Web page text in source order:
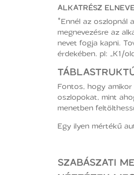
ALKATRÉSZ
*Ennél az oszlopnál
megnevezésre az
nevet fogja kapni.
érdekében. pl: „K1/
Fontos, hogy
oszlopokat, mint
menetben
Egy ilyen mértékű
SZABÁSZATI